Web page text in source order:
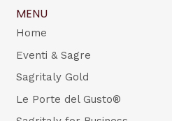
MENU
Home
Eventi & Sagre
Sagritaly Gold
Le Porte del Gusto®